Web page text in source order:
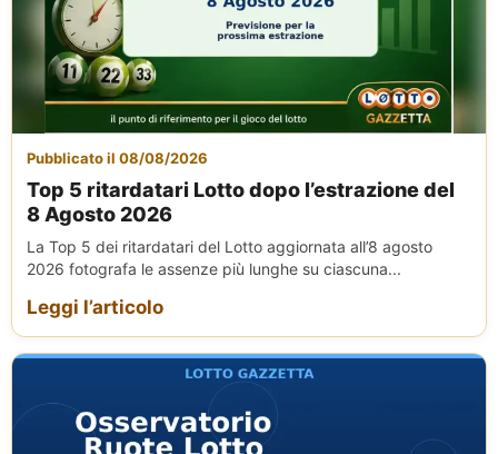
Pubblicato il 08/08/2026
Top 5 ritardatari Lotto dopo l’estrazione del
8 Agosto 2026
La Top 5 dei ritardatari del Lotto aggiornata all’8 agosto
2026 fotografa le assenze più lunghe su ciascuna...
Leggi l’articolo